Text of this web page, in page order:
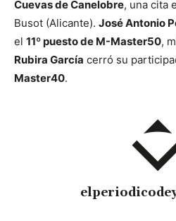
Cuevas de Canelobre, una cita
Busot (Alicante). José Antonio
el 11º puesto de M-Master50,
Rubira García cerró su
Master40.